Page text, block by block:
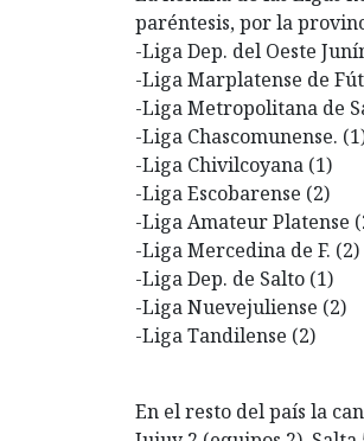
paréntesis, por la
-Liga Dep. del Oeste
-Liga Marplatense de
-Liga Metropolitana de
-Liga Chascomunense.
-Liga Chivilcoyana (1)
-Liga Escobarense (2)
-Liga Amateur Platense
-Liga Mercedina de F. (2)
-Liga Dep. de Salto (1)
-Liga Nuevejuliense (2)
-Liga Tandilense (2)
En el resto del país la